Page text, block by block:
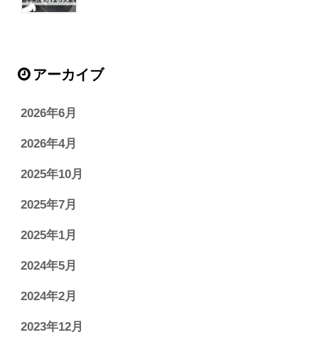
アーカイブ
2026年6月
2026年4月
2025年10月
2025年7月
2025年1月
2024年5月
2024年2月
2023年12月